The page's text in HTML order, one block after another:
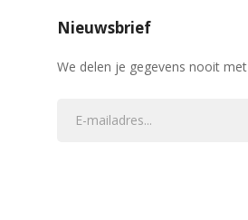
Nieuwsbrief
We delen je gegevens nooit